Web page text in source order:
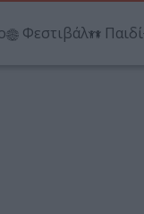
Φεστιβάλ Παιδί